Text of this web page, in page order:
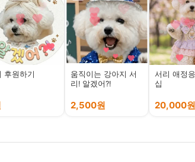
후원하기
움직이는 강아지 서
리! 알겠어?!
2,500원
서리 애정
십
20,000원